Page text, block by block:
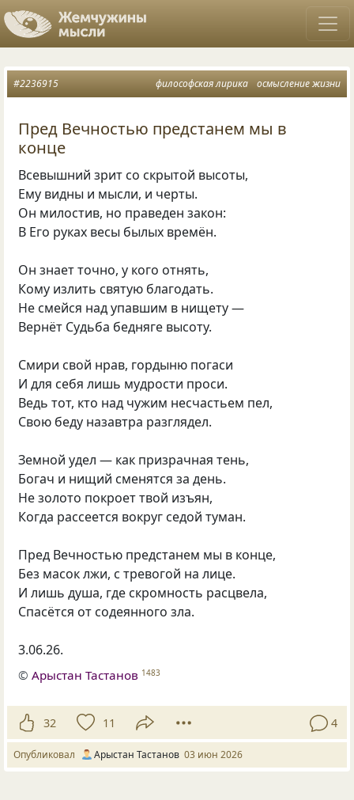
философская лирика осмысление жизни
#2236915
Пред Вечностью предстанем мы в
конце
Всевышний зрит со скрытой высоты,
Ему видны и мысли, и черты.
Он милостив, но праведен закон:
В Его руках весы былых времён.
Он знает точно, у кого отнять,
Кому излить святую благодать.
Не смейся над упавшим в нищету —
Вернёт Судьба бедняге высоту.
Смири свой нрав, гордыню погаси
И для себя лишь мудрости проси.
Ведь тот, кто над чужим несчастьем пел,
Свою беду назавтра разглядел.
Земной удел — как призрачная тень,
Богач и нищий сменятся за день.
Не золото покроет твой изъян,
Когда рассеется вокруг седой туман.
Пред Вечностью предстанем мы в конце,
Без масок лжи, с тревогой на лице.
И лишь душа, где скромность расцвела,
Спасётся от содеянного зла.
3.06.26.
©Арыстан Тастанов 1483
32 11 4
Опубликовал Арыстан Тастанов 03 июн 2026